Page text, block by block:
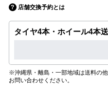
店舗交換予約とは
タイヤ4本・ホイール4本
※沖縄県・離島・一部地域は送料の
お問い合わせください。